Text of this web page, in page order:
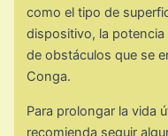
como el tipo de
dispositivo, la
de obstáculos que se
Conga.
Para prolongar la vida
recomienda seguir